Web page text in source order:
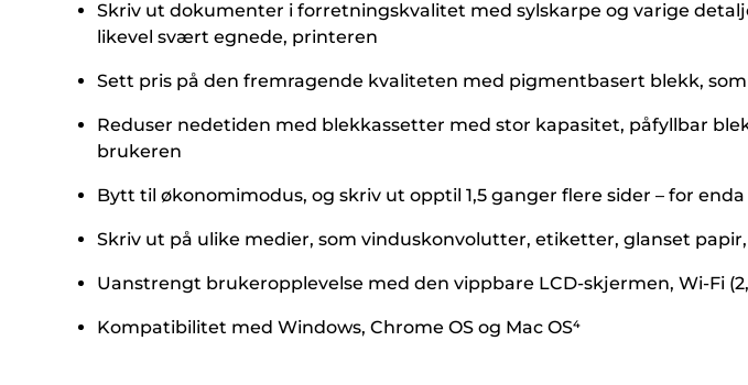
Skriv ut dokumenter i forretningskvalitet med sylskarpe og varige
likevel svært egnede, printeren
Sett pris på den fremragende kvaliteten med pigmentbasert blekk,
Reduser nedetiden med blekkassetter med stor kapasitet, påfyllbar
brukeren
Bytt til økonomimodus, og skriv ut opptil 1,5 ganger flere sider – for
Skriv ut på ulike medier, som vinduskonvolutter, etiketter, glanset
Uanstrengt brukeropplevelse med den vippbare LCD-skjermen, Wi-Fi
Kompatibilitet med Windows, Chrome OS og Mac OS⁴